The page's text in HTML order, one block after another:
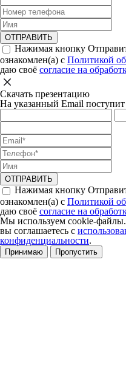
ОТПРАВИТЬ
Нажимая кнопку
ознакомлен(а) с Политикой
даю своё согласие на
Скачать презентацию
На указанный Email поступит
ОТПРАВИТЬ
Нажимая кнопку
ознакомлен(а) с Политикой
даю своё согласие на
Мы используем cookie-файлы.
вы соглашаетесь с
конфиденциальности.
Принимаю Пропустить